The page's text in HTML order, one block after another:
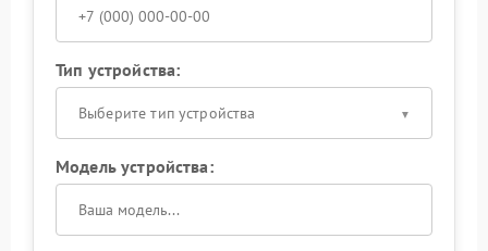
Тип устройства:
Выберите тип устройства
Модель устройства: